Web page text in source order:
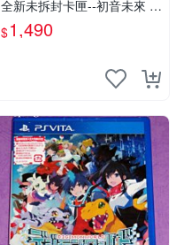
全新未拆封卡匣--初音未來 名
伶計畫X 中文版
$1,490